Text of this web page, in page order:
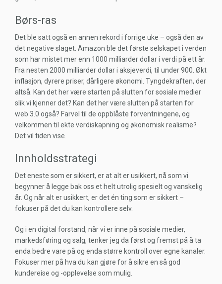
Børs-ras
Det ble satt også en annen rekord i forrige uke – også den av
det negative slaget. Amazon ble det første selskapet i verden
som har mistet mer enn 1000 milliarder dollar i verdi på ett år.
Fra nesten 2000 milliarder dollar i aksjeverdi, til under 900. Økt
inflasjon, dyrere priser, dårligere økonomi. Tyngdekraften, der
altså. Kan det her være starten på slutten for sosiale medier
slik vi kjenner det? Kan det her være slutten på starten for
web 3.0 også? Farvel til de oppblåste forventningene, og
velkommen til ekte verdiskapning og økonomisk realisme?
Det vil tiden vise.
Innholdsstrategi
Det eneste som er sikkert, er at alt er usikkert, nå som vi
begynner å legge bak oss et helt utrolig spesielt og vanskelig
år. Og når alt er usikkert, er det én ting som er sikkert –
fokuser på det du kan kontrollere selv.
Og i en digital forstand, når vi er inne på sosiale medier,
markedsføring og salg, tenker jeg da først og fremst på å ta
enda bedre vare på og enda større kontroll over egne kanaler.
Fokuser mer på hva du kan gjøre for å sikre en så god
kundereise og -opplevelse som mulig.